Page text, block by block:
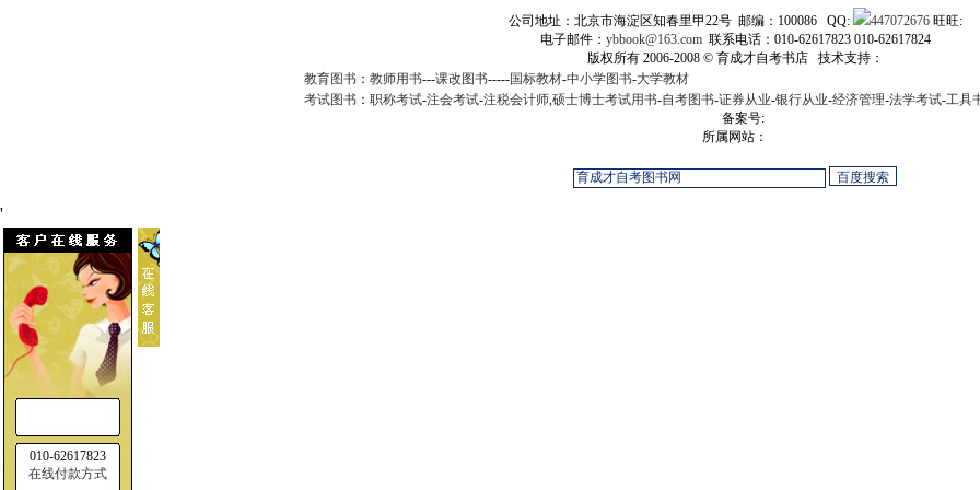
公司地址：北京市海淀区知春里甲22号 邮编：100086 QQ: 447072676旺旺:
电子邮件： ybbook@163.com 联系电话：010-62617823 010-62617824
版权所有 2006-2008 © 育成才自考书店 技术支持：
教育图书 ： 教师用书---课改图书-----国标教材-中小学图书-大学教材
考试图书 ： 职称考试-注会考试-注税会计师,硕士博士考试用书-自考图书-证券从业-银行从业-经济管理-法学考试-工具
备案号:
所属网站：
'
010-62617823
在线付款方式